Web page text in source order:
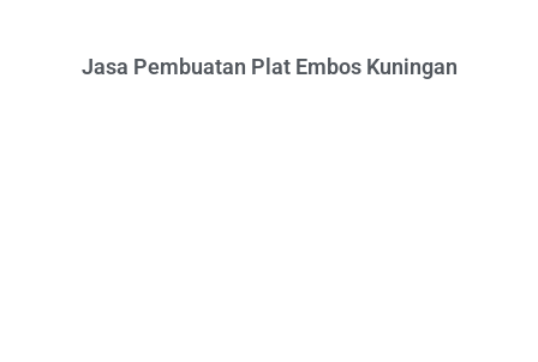
Jasa Pembuatan Plat Embos Kuningan